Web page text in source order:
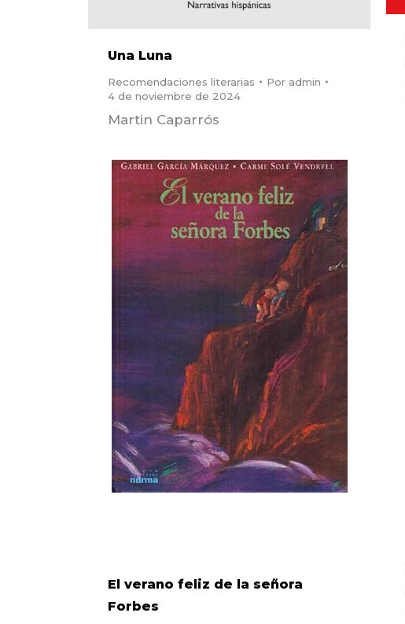
Una Luna
Recomendaciones literarias Por admin
4 de noviembre de 2024
Martin Caparrós
El verano feliz de la señora
Forbes